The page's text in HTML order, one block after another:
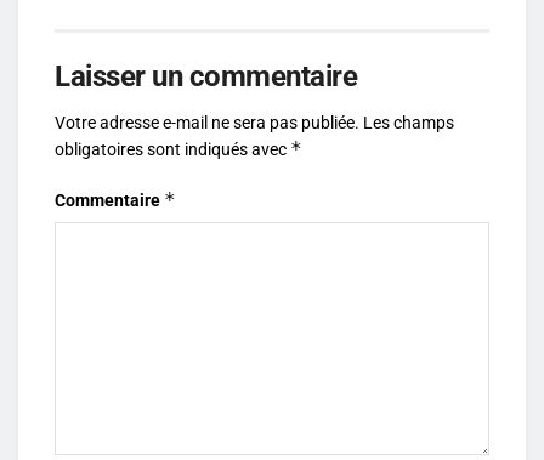
Laisser un commentaire
Votre adresse e-mail ne sera pas publiée. Les champs
obligatoires sont indiqués avec *
Commentaire *